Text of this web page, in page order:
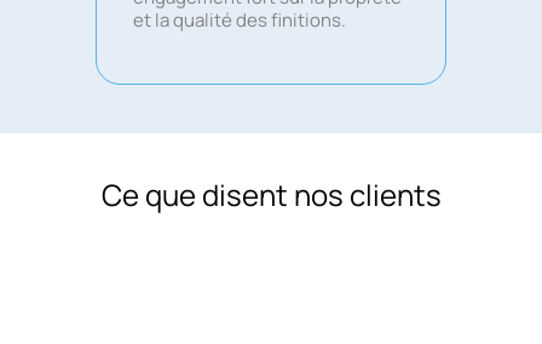
et la qualité des finitions.
Ce que disent nos clients